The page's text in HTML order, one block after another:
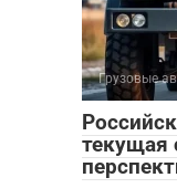
Грузовые
текущая